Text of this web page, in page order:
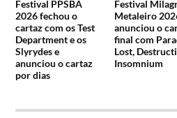
Chinaskee &
Convidados
Festival PPSBA
2026 fechou o
cartaz com os Test
Department e os
Slyrydes e
anunciou o cartaz
por dias
Festival
Metaleiro
anunciou o
final com
Lost,
Insomnium